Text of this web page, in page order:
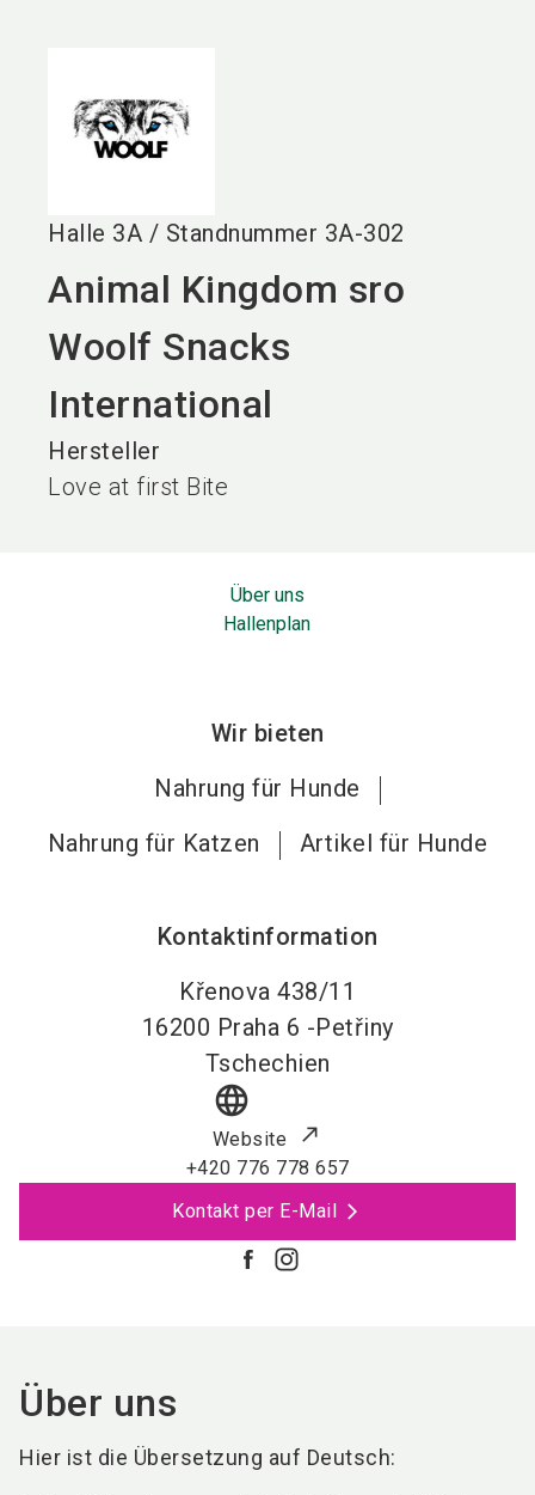
Halle 3A / Standnummer 3A-302
Animal Kingdom sro
Woolf Snacks
International
Hersteller
Love at first Bite
Über uns
Hallenplan
Wir bieten
Nahrung für Hunde
Nahrung für Katzen
Artikel für Hunde
Kontaktinformation
Křenova 438/11
16200 Praha 6 -Petřiny
Tschechien
language
Website
+420 776 778 657
Kontakt per E-Mail
Über uns
Hier ist die Übersetzung auf Deutsch: